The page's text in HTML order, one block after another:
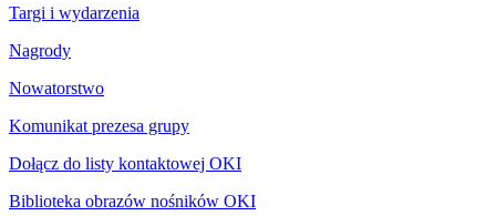
Targi i wydarzenia
Nagrody
Nowatorstwo
Komunikat prezesa grupy
Dołącz do listy kontaktowej OKI
Biblioteka obrazów nośników OKI